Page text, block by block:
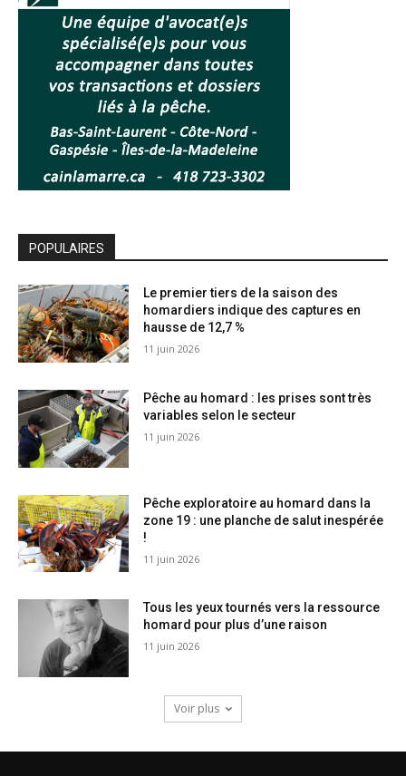
POPULAIRES
Le premier tiers de la saison des
homardiers indique des captures en
hausse de 12,7 %
11 juin 2026
Pêche au homard : les prises sont très
variables selon le secteur
11 juin 2026
Pêche exploratoire au homard dans la
zone 19 : une planche de salut inespérée
!
11 juin 2026
Tous les yeux tournés vers la ressource
homard pour plus d’une raison
11 juin 2026
Voir plus